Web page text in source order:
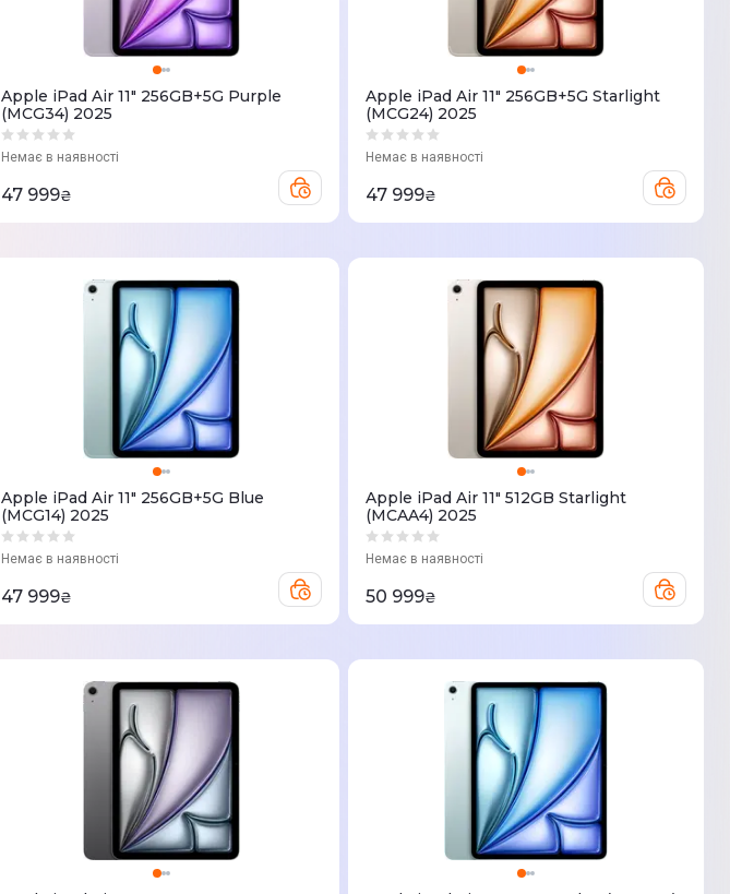
Apple iPad Air 11" 256GB+5G Purple
(MCG34) 2025
Немає в наявності
47 999₴
Apple iPad Air 11" 256GB+5G Starlight
(MCG24) 2025
Немає в наявності
47 999₴
Apple iPad Air 11" 256GB+5G Blue
(MCG14) 2025
Немає в наявності
47 999₴
Apple iPad Air 11" 512GB Starlight
(MCAA4) 2025
Немає в наявності
50 999₴